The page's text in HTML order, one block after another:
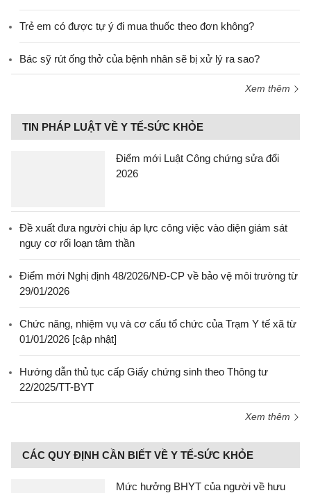
Trẻ em có được tự ý đi mua thuốc theo đơn không?
Bác sỹ rút ống thở của bệnh nhân sẽ bị xử lý ra sao?
Xem thêm
TIN PHÁP LUẬT VỀ Y TẾ-SỨC KHỎE
Điểm mới Luật Công chứng sửa đổi
2026
Đề xuất đưa người chịu áp lực công việc vào diện giám sát
nguy cơ rối loạn tâm thần
Điểm mới Nghị định 48/2026/NĐ-CP về bảo vệ môi trường từ
29/01/2026
Chức năng, nhiệm vụ và cơ cấu tổ chức của Trạm Y tế xã từ
01/01/2026 [cập nhật]
Hướng dẫn thủ tục cấp Giấy chứng sinh theo Thông tư
22/2025/TT-BYT
Xem thêm
CÁC QUY ĐỊNH CẦN BIẾT VỀ Y TẾ-SỨC KHỎE
Mức hưởng BHYT của người về hưu